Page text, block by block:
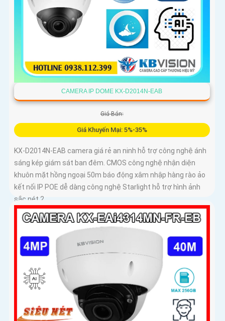
CAMERA IP DOME KX-D2014N-EAB
Giá Bán:
Giá Khuyến Mại: 5%-35%
KX-D2014N-EAB camera giá rẻ an ninh hỗ trợ công nghệ ánh
sáng kép giám sát ban đêm. CMOS công nghệ nhận diện
khuôn mặt hồng ngoại 50m báo động xâm nhập hàng rào ảo
kết nối IP POE dễ dàng công nghệ Starlight hỗ trợ hình ảnh
sắc nét 2